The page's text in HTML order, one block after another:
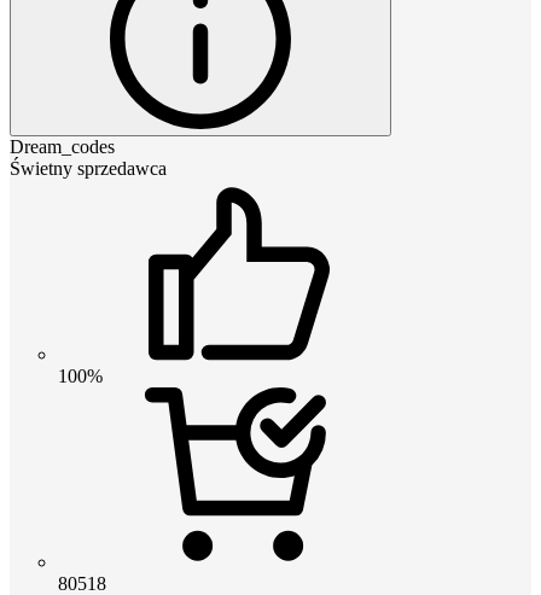
Dream_codes
Świetny sprzedawca
100%
80518